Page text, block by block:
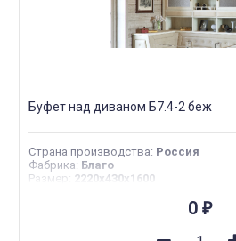
Буфет над диваном Б7.4-2 беж
Страна производства: Россия
Фабрика: Благо
Размер : 2220х430х1600
0 ₽